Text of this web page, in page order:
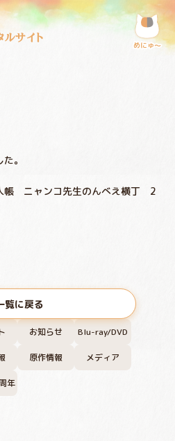
ルサイト
めにゅ〜
お知らせ Blu-ray/DVD
原作情報 メディア
年
。
帳 ニャンコ先生のんべえ横丁 2
覧に戻る